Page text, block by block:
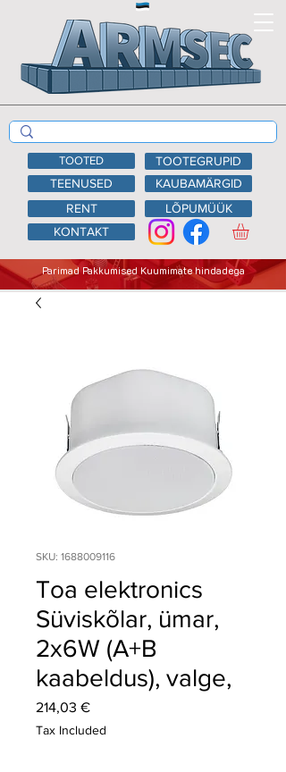
TEENUSED
KAUBAMÄRGID
RENT
LÕPUMÜÜK
KONTAKT
Parimad Pakkumised Kuumimate hindadega
TOOTED TOOTEGRUPID
SKU: 1688009116
Toa elektronics
Süviskõlar, ümar,
2x6W (A+B
kaabeldus), valge,
214,03 €Price
Tax Included